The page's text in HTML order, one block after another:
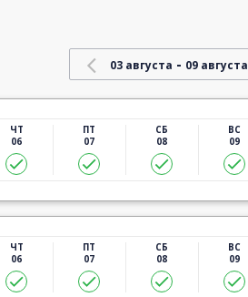
03 августа - 09 августа
ЧТ
06
ПТ
07
СБ
08
ВС
09
ЧТ
06
ПТ
07
СБ
08
ВС
09